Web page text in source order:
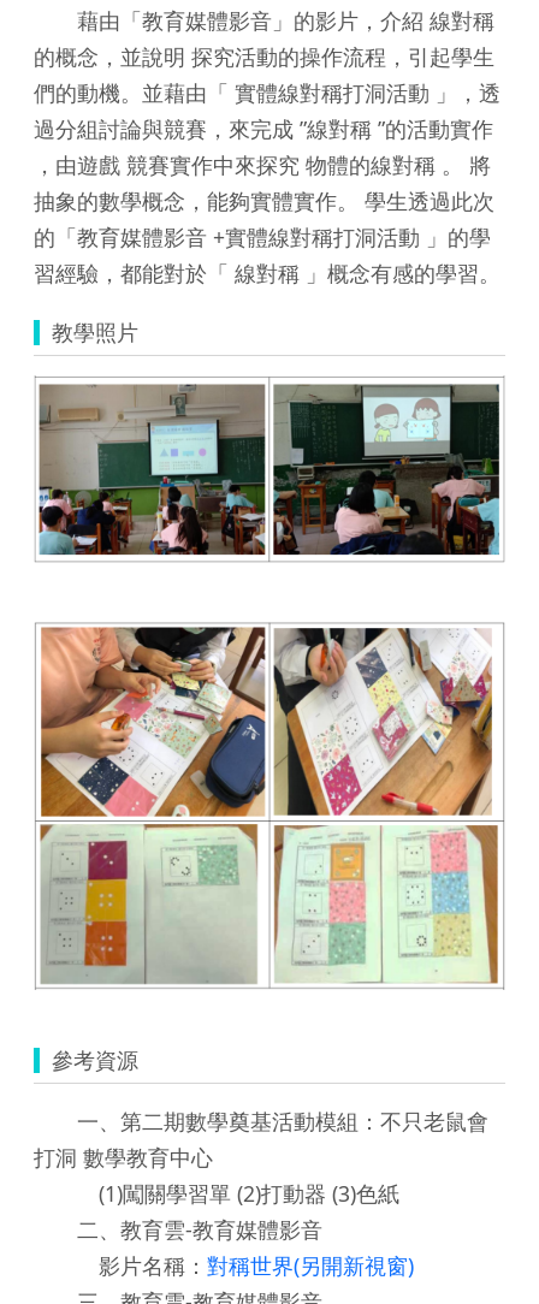
藉由「教育媒體影音」的影片，介紹 線對稱
的概念，並說明 探究活動的操作流程，引起學生
們的動機。並藉由「 實體線對稱打洞活動 」，透
過分組討論與競賽，來完成 ”線對稱 ”的活動實作
，由遊戲 競賽實作中來探究 物體的線對稱 。 將
抽象的數學概念，能夠實體實作。 學生透過此次
的「教育媒體影音 +實體線對稱打洞活動 」的學
習經驗，都能對於「 線對稱 」概念有感的學習。
教學照片
參考資源
一、第二期數學奠基活動模組：不只老鼠會
打洞 數學教育中心
(1)闖關學習單 (2)打動器 (3)色紙
二、教育雲-教育媒體影音
影片名稱： 對稱世界(另開新視窗)